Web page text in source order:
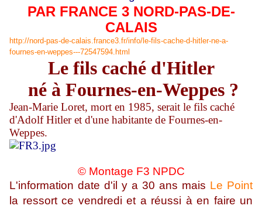
PAR FRANCE 3 NORD-PAS-DE-
CALAIS
http://nord-pas-de-calais.france3.fr/info/le-fils-cache-d-hitler-ne-a-
fournes-en-weppes---72547594.html
Le fils caché d'Hitler
né à Fournes-en-Weppes ?
Jean-Marie Loret, mort en 1985, serait le fils caché
d'Adolf Hitler et d'une habitante de Fournes-en-
Weppes.
© Montage F3 NPDC
L'information date d'il y a 30 ans mais Le Point
la ressort ce vendredi et a réussi à en faire un